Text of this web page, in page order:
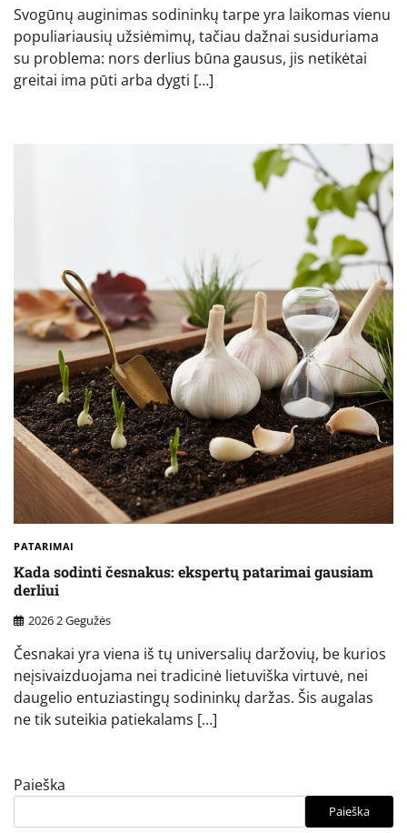
Svogūnų auginimas sodininkų tarpe yra laikomas vienu
populiariausių užsiėmimų, tačiau dažnai susiduriama
su problema: nors derlius būna gausus, jis netikėtai
greitai ima pūti arba dygti […]
PATARIMAI
Kada sodinti česnakus: ekspertų patarimai gausiam
derliui
2026 2 Gegužės
Česnakai yra viena iš tų universalių daržovių, be kurios
neįsivaizduojama nei tradicinė lietuviška virtuvė, nei
daugelio entuziastingų sodininkų daržas. Šis augalas
ne tik suteikia patiekalams […]
Paieška
Paieška